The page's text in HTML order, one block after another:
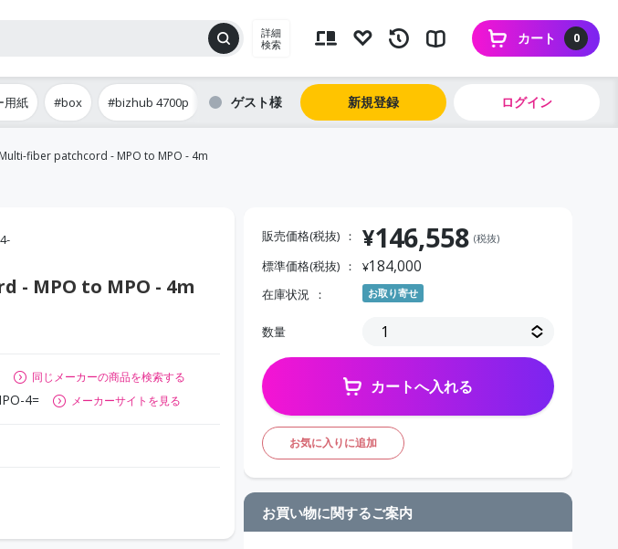
詳細
検索
0
カート
用紙 #box #bizhub 4700p ゲスト 新規登録 ログイン
Multi-fiber patchcord - MPO to MPO - 4m
- MPO to MPO - 4m
同じメーカーの商品を検索する
4= メーカーサイトを見る
販売価格(税抜) ¥146,558 (税抜)
標準価格(税抜) ¥184,000
在庫状況 お取り寄せ
数量
カートへ入れる
お気に入りに追加
お買い物に関するご案内